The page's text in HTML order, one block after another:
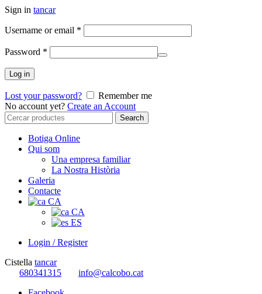
Sign in tancar
Username or email *
Password *
Log in
Lost your password?
Remember me
No account yet? Create an Account
Search
for:
Search
Botiga Online
Qui som
Una empresa familiar
La Nostra Història
Galeria
Contacte
CA
CA
ES
Login / Register
Cistella tancar
680341315
info@calcobo.cat